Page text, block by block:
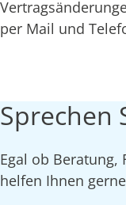
per Mail und
Sprechen
Egal ob Beratung,
helfen Ihnen